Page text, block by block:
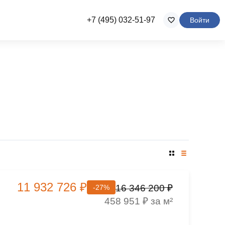
+7 (495) 032-51-97 Войти
11 932 726 ₽ -27%
16 346 200 ₽
458 951 ₽ за м²